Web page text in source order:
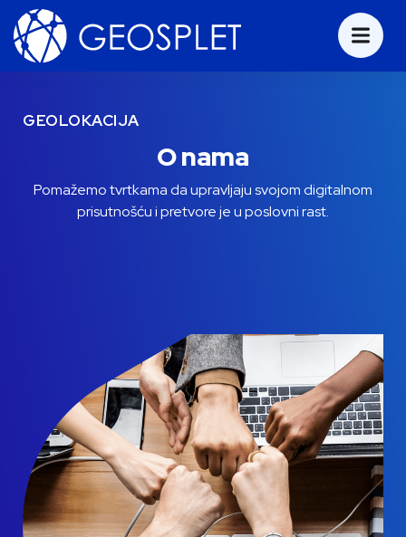
GEOLOKACIJA
O nama
Pomažemo tvrtkama da upravljaju svojom digitalnom
prisutnošću i pretvore je u poslovni rast.